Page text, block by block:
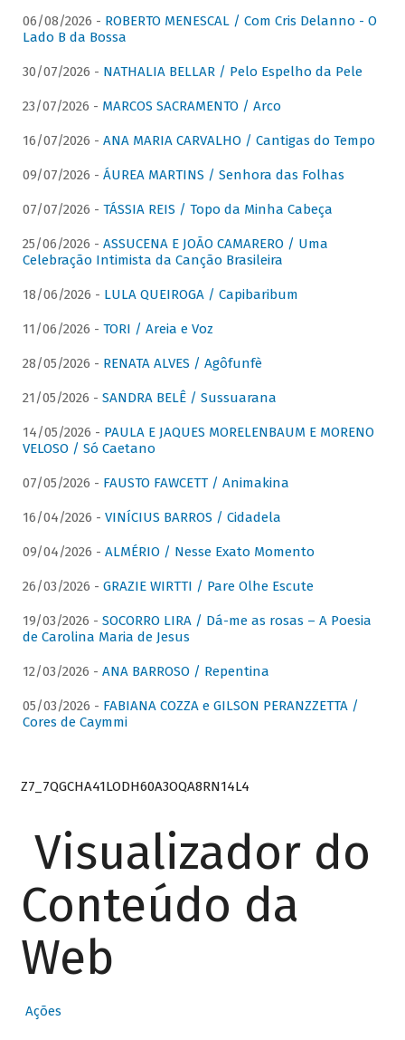
06/08/2026 - ROBERTO MENESCAL / Com Cris Delanno - O
Lado B da Bossa
30/07/2026 - NATHALIA BELLAR / Pelo Espelho da Pele
23/07/2026 - MARCOS SACRAMENTO / Arco
16/07/2026 - ANA MARIA CARVALHO / Cantigas do Tempo
09/07/2026 - ÁUREA MARTINS / Senhora das Folhas
07/07/2026 - TÁSSIA REIS / Topo da Minha Cabeça
25/06/2026 - ASSUCENA E JOÃO CAMARERO / Uma
Celebração Intimista da Canção Brasileira
18/06/2026 - LULA QUEIROGA / Capibaribum
11/06/2026 - TORI / Areia e Voz
28/05/2026 - RENATA ALVES / Agôfunfè
21/05/2026 - SANDRA BELÊ / Sussuarana
14/05/2026 - PAULA E JAQUES MORELENBAUM E MORENO
VELOSO / Só Caetano
07/05/2026 - FAUSTO FAWCETT / Animakina
16/04/2026 - VINÍCIUS BARROS / Cidadela
09/04/2026 - ALMÉRIO / Nesse Exato Momento
26/03/2026 - GRAZIE WIRTTI / Pare Olhe Escute
19/03/2026 - SOCORRO LIRA / Dá-me as rosas – A Poesia
de Carolina Maria de Jesus
12/03/2026 - ANA BARROSO / Repentina
05/03/2026 - FABIANA COZZA e GILSON PERANZZETTA /
Cores de Caymmi
Z7_7QGCHA41LODH60A3OQA8RN14L4
Visualizador do
Conteúdo da
Web
Ações